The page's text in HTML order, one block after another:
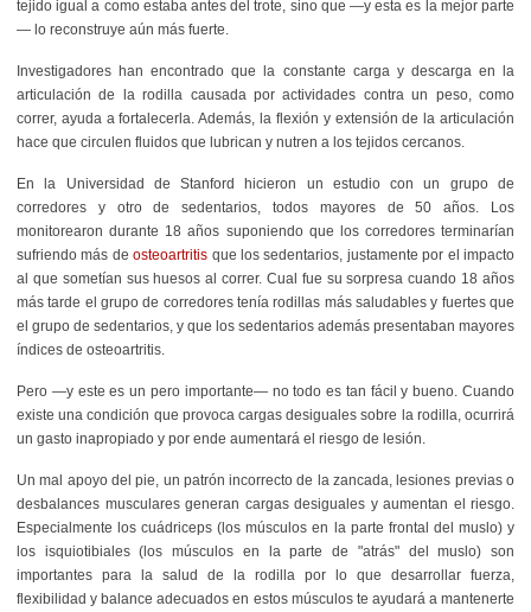
tejido igual a como estaba antes del trote, sino que —y esta es la mejor parte
— lo reconstruye aún más fuerte.
Investigadores han encontrado que la constante carga y descarga en la
articulación de la rodilla causada por actividades contra un peso, como
correr, ayuda a fortalecerla. Además, la flexión y extensión de la articulación
hace que circulen fluidos que lubrican y nutren a los tejidos cercanos.
En la Universidad de Stanford hicieron un estudio con un grupo de
corredores y otro de sedentarios, todos mayores de 50 años. Los
monitorearon durante 18 años suponiendo que los corredores terminarían
sufriendo más deosteoartritis que los sedentarios, justamente por el impacto
al que sometían sus huesos al correr. Cual fue su sorpresa cuando 18 años
más tarde el grupo de corredores tenía rodillas más saludables y fuertes que
el grupo de sedentarios, y que los sedentarios además presentaban mayores
índices de osteoartritis.
Pero —y este es un pero importante— no todo es tan fácil y bueno. Cuando
existe una condición que provoca cargas desiguales sobre la rodilla, ocurrirá
un gasto inapropiado y por ende aumentará el riesgo de lesión.
Un mal apoyo del pie, un patrón incorrecto de la zancada, lesiones previas o
desbalances musculares generan cargas desiguales y aumentan el riesgo.
Especialmente los cuádriceps (los músculos en la parte frontal del muslo) y
los isquiotibiales (los músculos en la parte de "atrás" del muslo) son
importantes para la salud de la rodilla por lo que desarrollar fuerza,
flexibilidad y balance adecuados en estos músculos te ayudará a mantenerte